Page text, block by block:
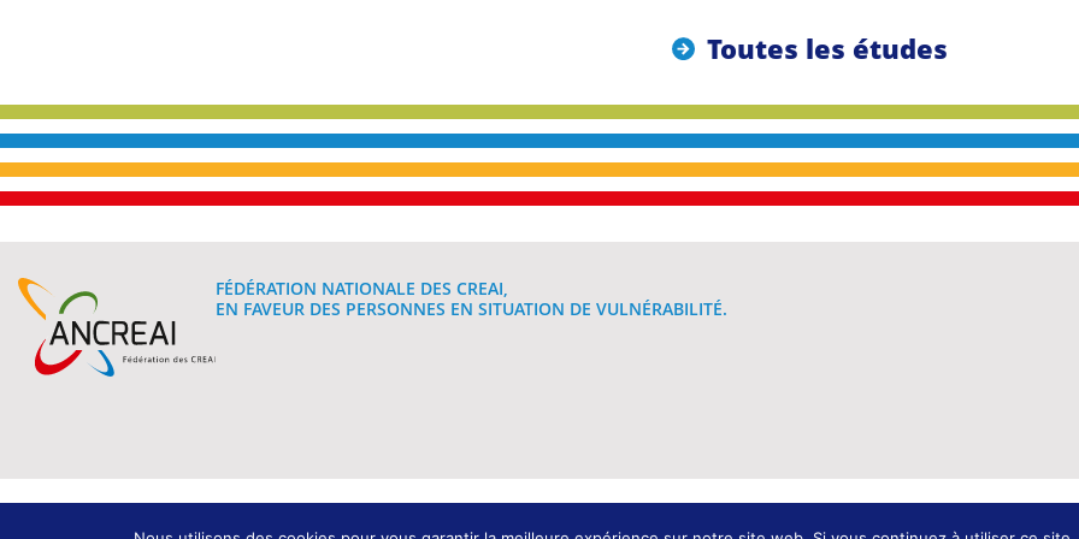
Toutes les études
FÉDÉRATION NATIONALE DES CREAI,
EN FAVEUR DES PERSONNES EN SITUATION DE VULNÉRABILITÉ.